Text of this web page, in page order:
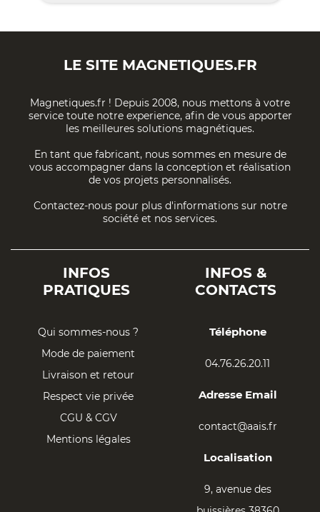
LE SITE MAGNETIQUES.FR
Magnetiques.fr ! Depuis 2008, nous mettons à votre
service toute notre experience, afin de vous apporter
les meilleures solutions magnétiques.
En tant que fabricant, nous sommes en mesure de
vous accompagner dans la conception et réalisation
de vos projets personnalisés.
Contactez-nous pour plus d'informations sur notre
société et nos services.
INFOS
PRATIQUES
Qui sommes-nous ?
Mode de paiement
Livraison et retour
Respect vie privée
CGU & CGV
Mentions légales
INFOS &
CONTACTS
Téléphone
04.76.26.20.11
Adresse Email
contact@aais.fr
Localisation
9, avenue des